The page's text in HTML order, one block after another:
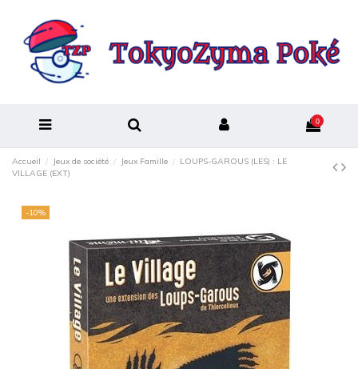
0
Accueil Jeux de société Jeux Famille
LOUPS-GAROUS (LES) : LE
VILLAGE (EXT)
-10%